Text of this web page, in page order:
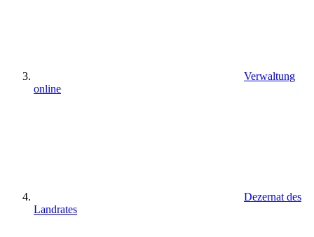
Verwaltung
online
Dezernat des
Landrates